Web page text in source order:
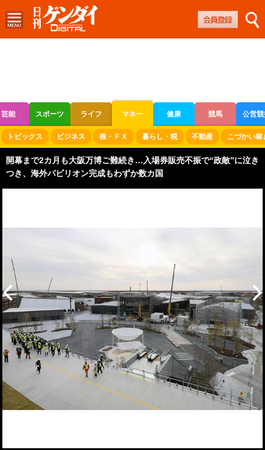
芸能 スポーツ ライフ マネー 健康 競馬 公営
ボートレース 競輪 オートレース
トピックス ビジネス 株・ＦＸ 暮らし・税 不動産 こづかい稼
開幕まで2カ月も大阪万博ご難続き…入場券販売不振で“政敵”に泣き
つき、海外パビリオン完成もわずか数カ国